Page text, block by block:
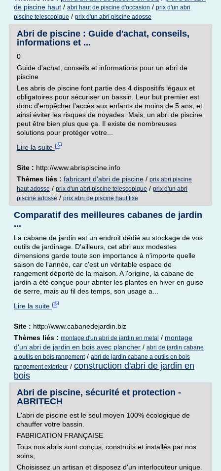
de piscine haut / abri haut de piscine d'occasion / prix d'un abri
piscine telescopique / prix d'un abri piscine adosse
Abri de piscine : Guide d'achat, conseils,
informations et ...
0
Guide d'achat, conseils et informations pour un abri de
piscine
Les abris de piscine font partie des 4 dispositifs légaux et
obligatoires pour sécuriser un bassin. Leur but premier est
donc d'empêcher l'accès aux enfants de moins de 5 ans, et
ainsi éviter les risques de noyades. Mais, un abri de piscine
peut être bien plus que ça. Il existe de nombreuses
solutions pour protéger votre...
Lire la suite
Site : http://www.abrispiscine.info
Thèmes liés : fabricant d'abri de piscine / prix abri piscine
haut adosse / prix d'un abri piscine telescopique / prix d'un abri
piscine adosse / prix abri de piscine haut fixe
Comparatif des meilleures cabanes de jardin
...
La cabane de jardin est un endroit dédié au stockage de vos
outils de jardinage. D'ailleurs, cet abri aux modestes
dimensions garde toute son importance à n'importe quelle
saison de l'année, car c'est un véritable espace de
rangement déporté de la maison. A l'origine, la cabane de
jardin a été conçue pour abriter les plantes en hiver en guise
de serre, mais au fil des temps, son usage a...
Lire la suite
Site : http://www.cabanedejardin.biz
Thèmes liés : montage d'un abri de jardin en metal / montage
d'un abri de jardin en bois avec plancher / abri de jardin cabane
a outils en bois rangement/ abri de jardin cabane a outils en bois
rangement exterieur / construction d'abri de jardin en
bois
Abri de piscine, sécurité et protection -
ABRITECH
L'abri de piscine est le seul moyen 100% écologique de
chauffer votre bassin.
FABRICATION FRANÇAISE
Tous nos abris sont conçus, construits et installés par nos
soins,
Choisissez un artisan et disposez d'un interlocuteur unique.